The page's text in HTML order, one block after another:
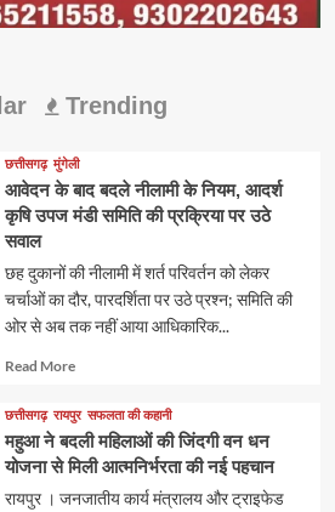
Trending
छत्तीसगढ़ मुंगेली
आवेदन के बाद बदले नीलामी के नियम, आदर्श
कृषि उपज मंडी समिति की प्रक्रिया पर उठे
सवाल
छह दुकानों की नीलामी में शर्त परिवर्तन को लेकर
चर्चाओं का दौर, पारदर्शिता पर उठे प्रश्न; समिति की
ओर से अब तक नहीं आया आधिकारिक...
Read MoreRead
about
छत्तीसगढ़ रायपुर सफलता की कहानी
महुआ ने बदली महिलाओं की जिंदगी वन धन
योजना से मिली आत्मनिर्भरता की नई पहचान
रायपुर । जनजातीय कार्य मंत्रालय और ट्राइफेड